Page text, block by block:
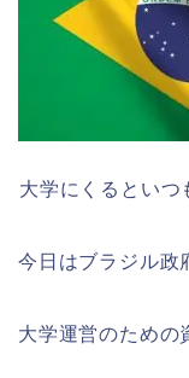
大学にくるといつ
今日はブラジル政
大学運営のための